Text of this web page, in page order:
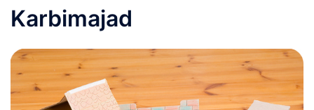
Karbimajad